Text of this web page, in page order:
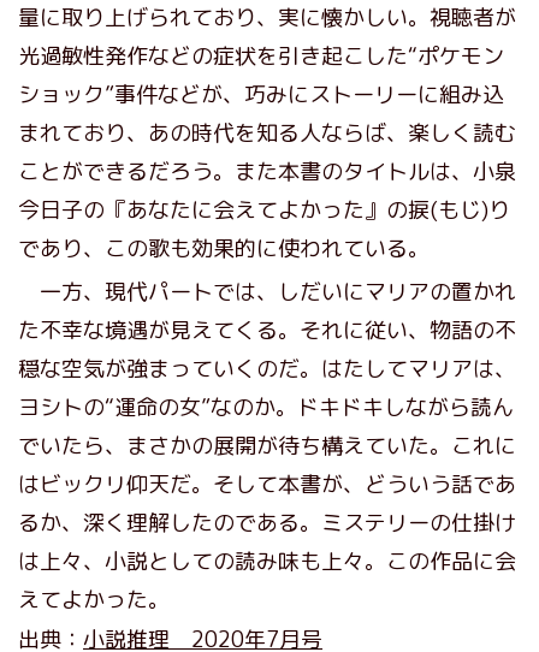
量に取り上げられており、実に懐かしい。視聴者が
光過敏性発作などの症状を引き起こした“ポケモン
ショック”事件などが、巧みにストーリーに組み込
まれており、あの時代を知る人ならば、楽しく読む
ことができるだろう。また本書のタイトルは、小泉
今日子の『あなたに会えてよかった』の捩(もじ)り
であり、この歌も効果的に使われている。
一方、現代パートでは、しだいにマリアの置かれ
た不幸な境遇が見えてくる。それに従い、物語の不
穏な空気が強まっていくのだ。はたしてマリアは、
ヨシトの“運命の女”なのか。ドキドキしながら読ん
でいたら、まさかの展開が待ち構えていた。これに
はビックリ仰天だ。そして本書が、どういう話であ
るか、深く理解したのである。ミステリーの仕掛け
は上々、小説としての読み味も上々。この作品に会
えてよかった。
出典： 小説推理 2020年7月号